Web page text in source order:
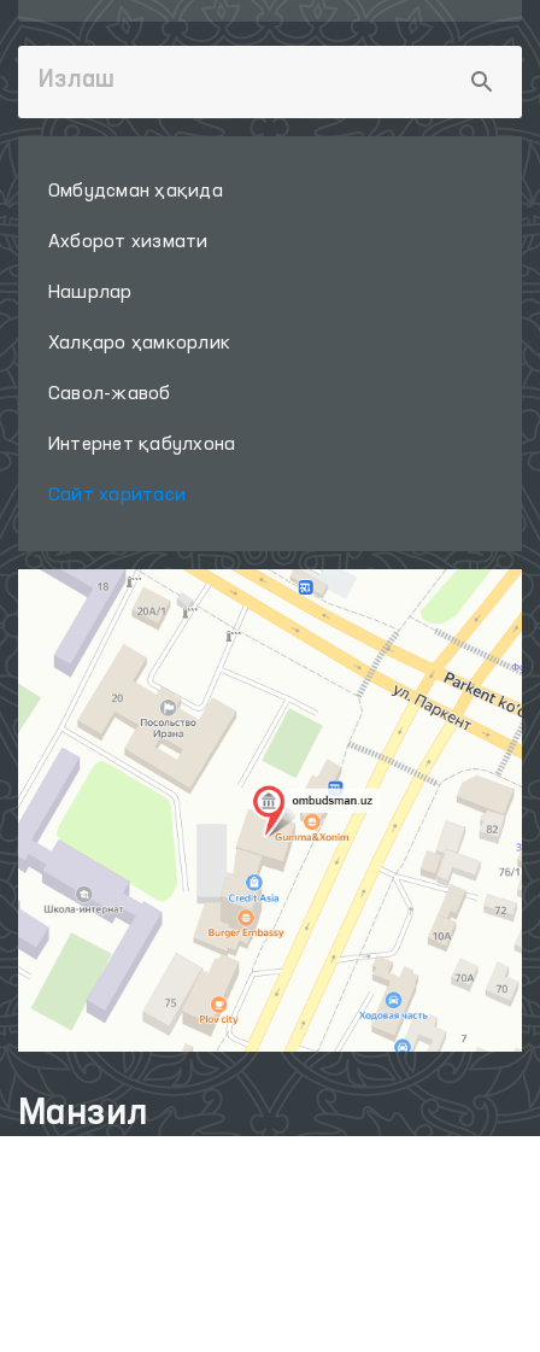
Омбудсман ҳақида
Ахборот хизмати
Нашрлар
Халқаро ҳамкорлик
Савол-жавоб
Интернет қабулхона
Сайт харитаси
Манзил